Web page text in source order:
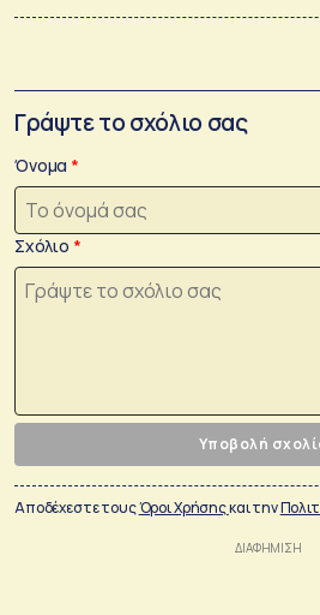
Γράψτε το σχόλιο σας
Όνομα
Σχόλιο
Υποβολή
Αποδέχεστε τουςΌροι Χρήσηςκαι την